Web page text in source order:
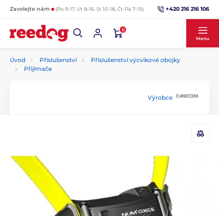
Zavolejte nám (Po 9-17, Út 8-16, St 10-18, Čt-Pá 7-15) +420 216 216 106
0
Menu
Úvod Příslušenství
Příslušenství výcvikové obojky
Přijímače
Výrobce